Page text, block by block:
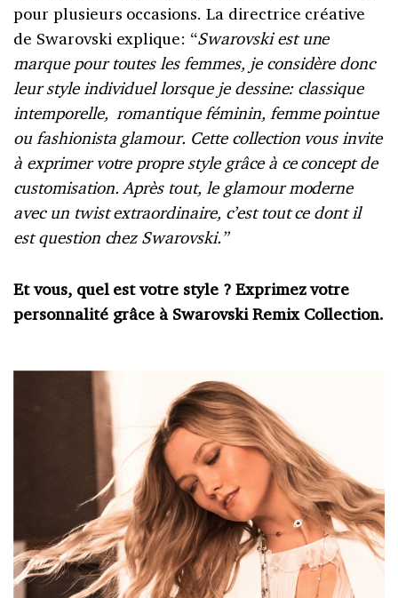
pour plusieurs occasions. La directrice créative
de Swarovski explique: “Swarovski est une
marque pour toutes les femmes, je considère donc
leur style individuel lorsque je dessine: classique
intemporelle, romantique féminin, femme pointue
ou fashionista glamour. Cette collection vous invite
à exprimer votre propre style grâce à ce concept de
customisation. Après tout, le glamour moderne
avec un twist extraordinaire, c’est tout ce dont il
est question chez Swarovski.”
Et vous, quel est votre style ? Exprimez votre
personnalité grâce à Swarovski Remix Collection.